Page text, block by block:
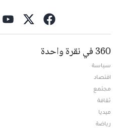
360 في نقرة واحدة
سياسة
اقتصاد
مجتمع
ثقافة
ميديا
رياضة